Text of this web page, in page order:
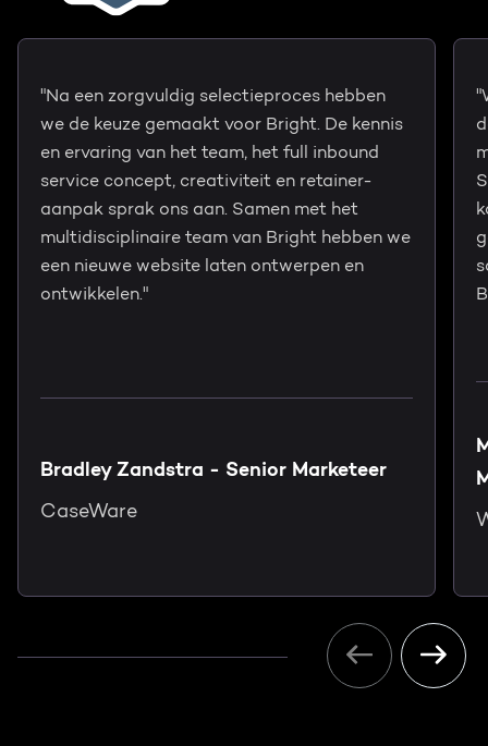
"Na een zorgvuldig selectieproces hebben
we de keuze gemaakt voor Bright. De kennis
en ervaring van het team, het full inbound
service concept, creativiteit en retainer-
aanpak sprak ons aan. Samen met het
multidisciplinaire team van Bright hebben we
een nieuwe website laten ontwerpen en
ontwikkelen."
Bradley Zandstra - Senior Marketeer
CaseWare